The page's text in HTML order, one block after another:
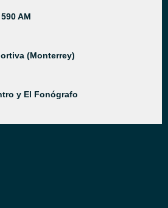
AM
(Monterrey)
y El Fonógrafo